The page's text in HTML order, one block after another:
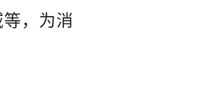
，为消